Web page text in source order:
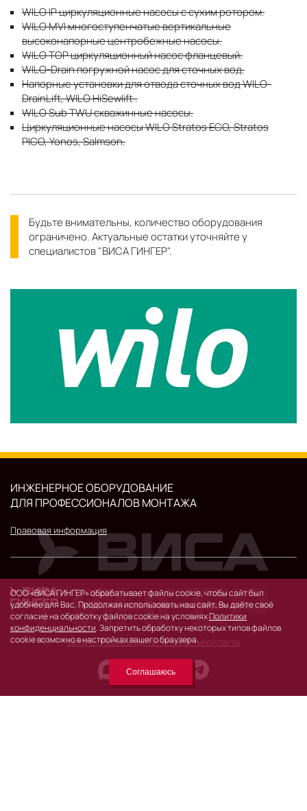
WILO IP циркуляционные насосы с сухим ротором.
WILO MVI многоступенчатые вертикальные
высоконапорные центробежные насосы.
WILO TOP циркуляционный насос фланцевый.
WILO-Drain погружной насос для сточных вод.
Напорные установки для отвода сточных вод WILO-
DrainLift, WILO HiSewlift .
WILO Sub TWU скважинные насосы.
Циркуляционные насосы WILO Stratos ECO, Stratos
PICO, Yonos, Salmson.
Будьте внимательны, количество оборудования
ограничено. Актуальные остатки уточняйте у
специалистов "ВИСА ГИНГЕР".
ИНЖЕНЕРНОЕ ОБОРУДОВАНИЕ
ДЛЯ ПРОФЕССИОНАЛОВ МОНТАЖА
Правовая информация
© 2026 г.
119530, Москва, Очаковское шоссе, д. 32.
КаталогПроизводителиНовостиКонтакты
ООО «ВИСА ГИНГЕР» обрабатывает файлы cookie, чтобы сайт был
удобнее для Вас. Продолжая использовать наш сайт, Вы даёте своё
согласие на обработку файлов cookie на условияхПолитики
конфиденциальности. Запретить обработку некоторых типов файлов
cookie возможно в настройках вашего браузера.
Соглашаюсь